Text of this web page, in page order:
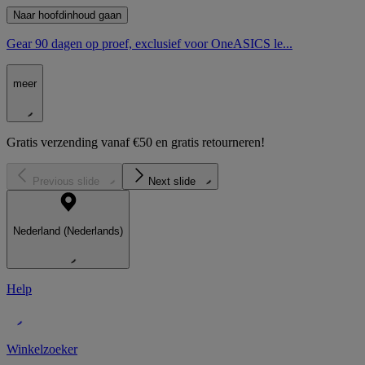
Naar hoofdinhoud gaan
Gear 90 dagen op proef, exclusief voor OneASICS le...
meer
Gratis verzending vanaf €50 en gratis retourneren!
Previous slide Next slide
Nederland (Nederlands)
Help
Winkelzoeker